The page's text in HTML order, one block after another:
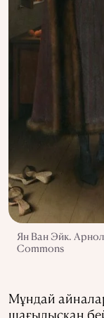
Ян Ван Эйк.
Commons
Мұндай
шағылысқан